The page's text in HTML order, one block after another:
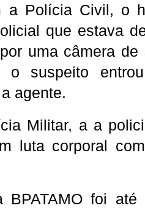
a Polícia Civil, o
que estava
uma câmera de
o suspeito
agente.
Militar, a a
luta corporal
BPATAMO foi